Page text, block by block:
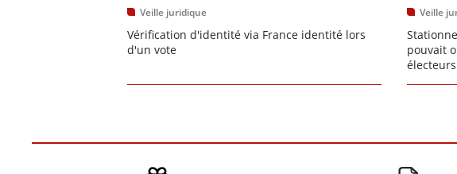
Veille juridique
Vérification d'identité via France identité lors
d'un vote
Veille
pouvait